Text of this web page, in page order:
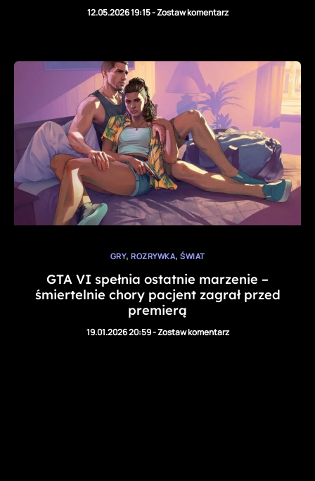
12.05.2026 19:15-Zostaw komentarz
GRY, ROZRYWKA, ŚWIAT
GTA VI spełnia ostatnie marzenie –
śmiertelnie chory pacjent zagrał przed
premierą​
19.01.2026 20:59-Zostaw komentarz